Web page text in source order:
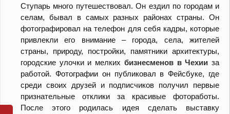
Ступарь много путешествовал. Он ездил по городам и
селам, бывал в самых разных районах страны. Он
фотографировал на телефон для себя кадры, которые
привлекли его внимание – города, села, жителей
страны, природу, постройки, памятники архитектуры,
городские улочки и мелких бизнесменов в Чехии за
работой. Фотографии он публиковал в Фейсбуке, где
среди своих друзей и подписчиков получил первые
признательные отклики за красивые фотоработы.
После этого родилась идея сделать выставку